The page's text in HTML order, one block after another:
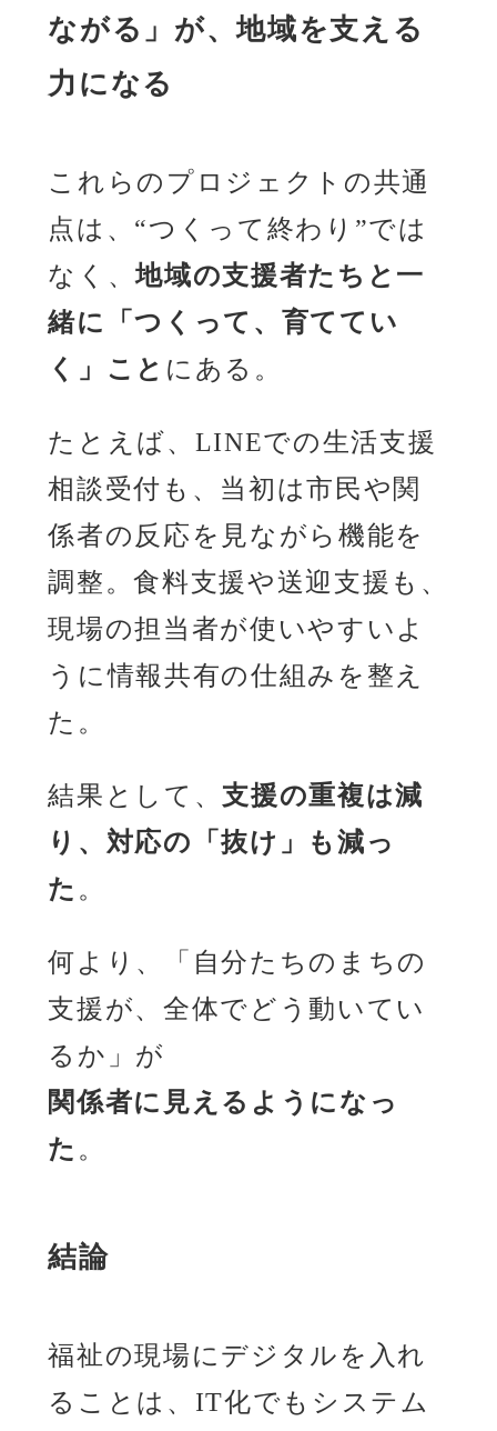
ながる」が、地域を支える
力になる
これらのプロジェクトの共通
点は、“つくって終わり”では
なく、地域の支援者たちと一
緒に「つくって、育ててい
く」こと にある。
たとえば、LINEでの生活支援
相談受付も、当初は市民や関
係者の反応を見ながら機能を
調整。食料支援や送迎支援も、
現場の担当者が使いやすいよ
うに情報共有の仕組みを整え
た。
結果として、 支援の重複は減
り、対応の「抜け」も減っ
た 。
何より、「自分たちのまちの
支援が、全体でどう動いてい
るか」が
関係者に見えるようになっ
た 。
結論
福祉の現場にデジタルを入れ
ることは、IT化でもシステム